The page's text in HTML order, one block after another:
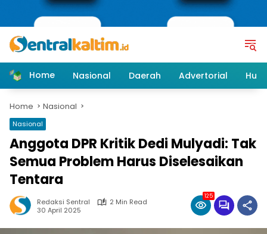
Home Nasional Daerah Advertorial
Home Nasional
Nasional
Anggota DPR Kritik Dedi Mulyadi: Tak
Semua Problem Harus Diselesaikan
Tentara
Redaksi Sentral
2 Min Read
30 April 2025
125